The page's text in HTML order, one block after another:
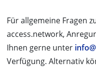
Für allgemeine Fragen
access.network,
Ihnen gerne unter
Verfügung. Alternativ